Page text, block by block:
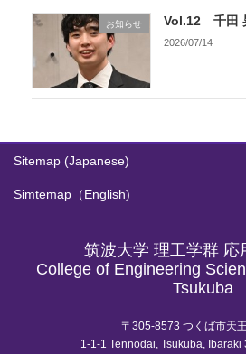
お知らせ Vol.12 千田
2026/07/14
Sitemap (Japanese)
Simtemap（English)
筑波大学 理工学群 応
College of Engineering
Tsukuba
〒305-8573 つくば市天
1-1-1 Tennodai, Tsukuba,